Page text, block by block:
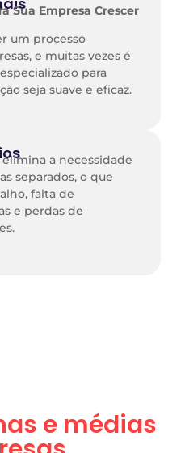
Sua Empresa Crescer
um processo
e muitas vezes é
para
seja suave e eficaz.
elimina a necessidade
separados, o que
falta de
e perdas de
e médias